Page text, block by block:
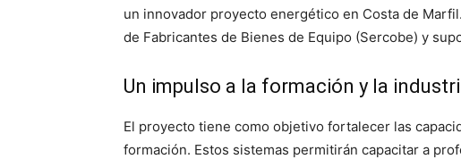
un innovador proyecto energético en Costa de
de Fabricantes de Bienes de Equipo (Sercobe) y
Un impulso a la formación y la
El proyecto tiene como objetivo fortalecer las
formación. Estos sistemas permitirán capacitar a